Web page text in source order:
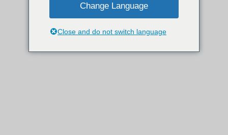
Change Language
Close and do not switch language